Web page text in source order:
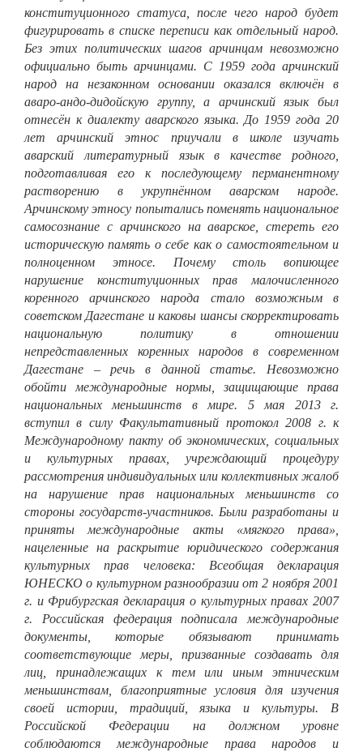
конституционного статуса, после чего народ будет
фигурировать в списке переписи как отдельный народ.
Без этих политических шагов арчинцам невозможно
официально быть арчинцами. С 1959 года арчинский
народ на незаконном основании оказался включён в
аваро-андо-дидойскую группу, а арчинский язык был
отнесён к диалекту аварского языка. До 1959 года 20
лет арчинский этнос приучали в школе изучать
аварский литературный язык в качестве родного,
подготавливая его к последующему перманентному
растворению в укрупнённом аварском народе.
Арчинскому этносу попытались поменять национальное
самосознание с арчинского на аварское, стереть его
историческую память о себе как о самостоятельном и
полноценном этносе. Почему столь вопиющее
нарушение конституционных прав малочисленного
коренного арчинского народа стало возможным в
советском Дагестане и каковы шансы скорректировать
национальную политику в отношении
непредставленных коренных народов в современном
Дагестане – речь в данной статье. Невозможно
обойти международные нормы, защищающие права
национальных меньшинств в мире. 5 мая 2013 г.
вступил в силу Факультативный протокол 2008 г. к
Международному пакту об экономических, социальных
и культурных правах, учреждающий процедуру
рассмотрения индивидуальных или коллективных жалоб
на нарушение прав национальных меньшинств со
стороны государств-участников. Были разработаны и
приняты международные акты «мягкого права»,
нацеленные на раскрытие юридического содержания
культурных прав человека: Всеобщая декларация
ЮНЕСКО о культурном разнообразии от 2 ноября 2001
г. и Фрибургская декларация о культурных правах 2007
г. Российская федерация подписала международные
документы, которые обязывают принимать
соответствующие меры, призванные создавать для
лиц, принадлежащих к тем или иным этническим
меньшинствам, благоприятные условия для изучения
своей истории, традиций, языка и культуры. В
Российской Федерации на должном уровне
соблюдаются международные права народов и